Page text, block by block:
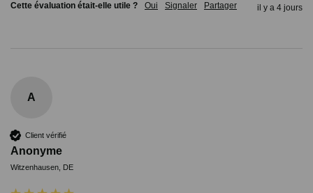
Cette évaluation était-elle utile ? Oui Signaler Partager il y a 4 jours
A
Client vérifié
Anonyme
Witzenhausen, DE